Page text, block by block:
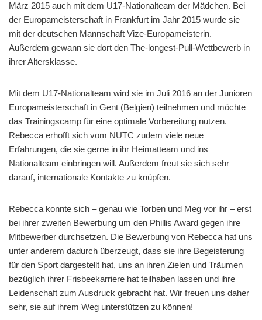
März 2015 auch mit dem U17-Nationalteam der Mädchen. Bei
der Europameisterschaft in Frankfurt im Jahr 2015 wurde sie
mit der deutschen Mannschaft Vize-Europameisterin.
Außerdem gewann sie dort den The-longest-Pull-Wettbewerb in
ihrer Altersklasse.
Mit dem U17-Nationalteam wird sie im Juli 2016 an der Junioren
Europameisterschaft in Gent (Belgien) teilnehmen und möchte
das Trainingscamp für eine optimale Vorbereitung nutzen.
Rebecca erhofft sich vom NUTC zudem viele neue
Erfahrungen, die sie gerne in ihr Heimatteam und ins
Nationalteam einbringen will. Außerdem freut sie sich sehr
darauf, internationale Kontakte zu knüpfen.
Rebecca konnte sich – genau wie Torben und Meg vor ihr – erst
bei ihrer zweiten Bewerbung um den Phillis Award gegen ihre
Mitbewerber durchsetzen. Die Bewerbung von Rebecca hat uns
unter anderem dadurch überzeugt, dass sie ihre Begeisterung
für den Sport dargestellt hat, uns an ihren Zielen und Träumen
bezüglich ihrer Frisbeekarriere hat teilhaben lassen und ihre
Leidenschaft zum Ausdruck gebracht hat. Wir freuen uns daher
sehr, sie auf ihrem Weg unterstützen zu können!